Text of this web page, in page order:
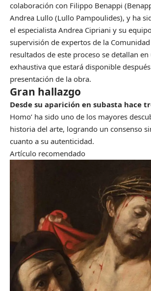
colaboración con Filippo Benappi
Andrea Lullo (Lullo Pampoulides), y ha
el especialista Andrea Cipriani y su
supervisión de expertos de la
resultados de este proceso se detallan
exhaustiva que estará disponible
presentación de la obra.
Gran hallazgo
Desde su aparición en subasta hace
Homo’ ha sido uno de los mayores
historia del arte, logrando un consenso
cuanto a su autenticidad.
Artículo recomendado